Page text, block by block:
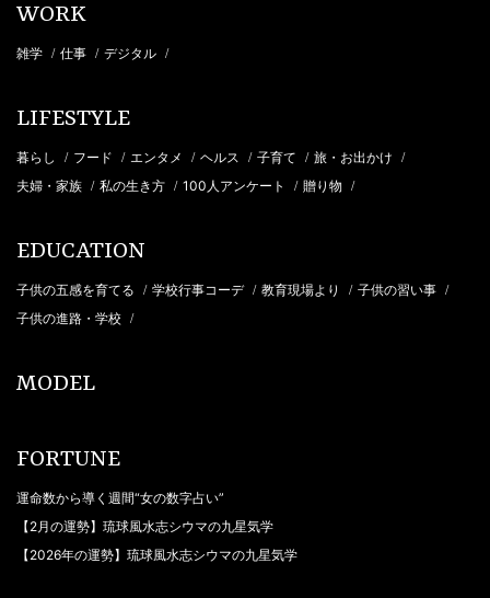
WORK
雑学 / 仕事 / デジタル /
LIFESTYLE
暮らし / フード / エンタメ / ヘルス / 子育て / 旅・お出かけ /
夫婦・家族 / 私の生き方 / 100人アンケート / 贈り物 /
EDUCATION
子供の五感を育てる / 学校行事コーデ / 教育現場より / 子供の習い事 /
子供の進路・学校 /
MODEL
FORTUNE
運命数から導く週間“女の数字占い”
【2月の運勢】琉球風水志シウマの九星気学
【2026年の運勢】琉球風水志シウマの九星気学